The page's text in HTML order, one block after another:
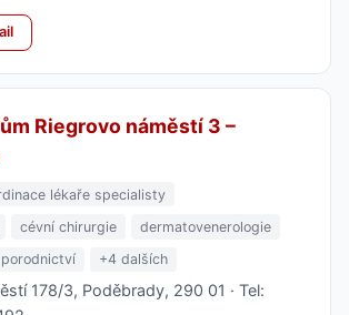
Riegrovo náměstí 3 –
lékaře specialisty
cévní chirurgie
dermatovenerologie
+4 dalších
178/3, Poděbrady, 290 01 · Tel: